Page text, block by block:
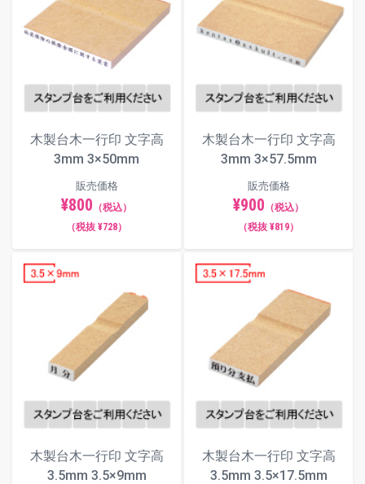
一行印 印面サイズ一覧（木製台木
／単位：mm）
各印面サイズのボタンを押すと、当該サイズのページ
へ移動します。
印面サイズ：
3×12.5mm
（推奨文字数：全角4文
字）
画像の青枠は外寸サイズです。画像はヨコ組みですが、タテ組
みレイアウトもご用意しています。
推奨文字数以外でも文字幅や文字間は自動調整されます。自由
編集機能で細かい調整も可能です。
3.5×9 3.5×17.5 3.5×30 3.5×40
4×10 4×20 4×29 4×40
4.5×11 4.5×22 4.5×29 4.5×40
木製台木一行印 文字高
3mm 3×50mm
販売価格
¥800 （税込）
（税抜 ¥728）
木製台木一行印 文字高
3mm 3×57.5mm
販売価格
¥900 （税込）
（税抜 ¥819）
木製台木一行印 文字高
3.5mm 3.5×9mm
木製台木一行印 文字高
3.5mm 3.5×17.5mm